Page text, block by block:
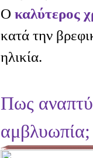
Ο καλύτερος
κατά την
ηλικία.
Πως
αμβλυωπία;